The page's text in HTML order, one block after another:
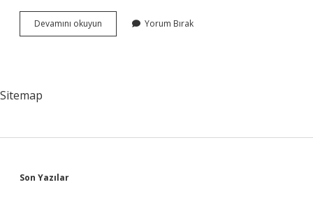
Devamını okuyun Belleticilik
25
Yorum Bırak
Sitemap
Sidebar
Son Yazılar